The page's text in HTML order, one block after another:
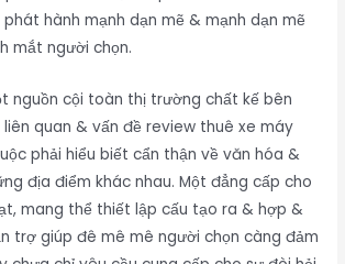
hành mạnh dạn mẽ & mạnh dạn mẽ
mắt người chọn.
nguồn cội toàn thị trường chất kế bên
quan & vấn đề review thuê xe máy
phải hiểu biết cẩn thận về văn hóa &
địa điểm khác nhau. Một đẳng cấp cho
mang thể thiết lập cấu tạo ra & hợp &
trợ giúp đê mê mê người chọn càng đảm